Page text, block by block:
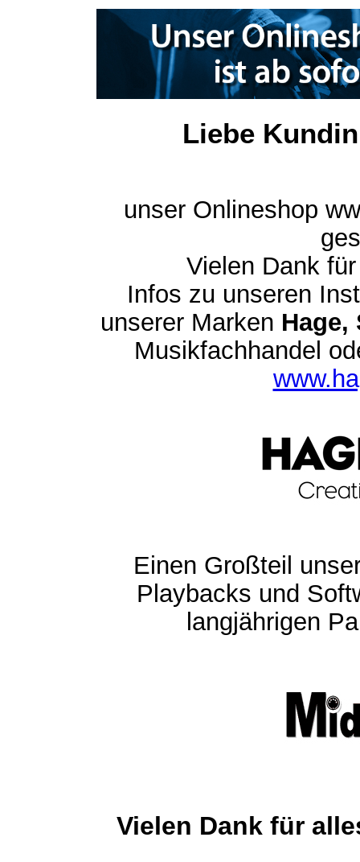
Liebe
unser Onlineshop
Vielen Dank
Infos zu unseren
unserer Marken Hage,
Musikfachhandel
Einen Großteil
Playbacks und
langjährigen
Vielen Dank für